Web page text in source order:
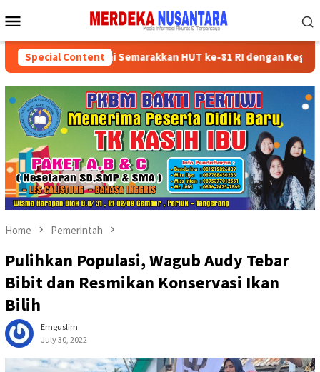
to
Menu
Special Content
Partai Semarakkan HUT ke-81 RI dengan Kegiatan Sosial
Home Pemerintah
Pulihkan Populasi, Wagub Audy Tebar
Bibit dan Resmikan Konservasi Ikan
Bilih
Emguslim
July 30, 2022